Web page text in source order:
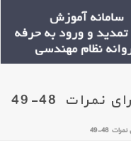
48-49
48-49